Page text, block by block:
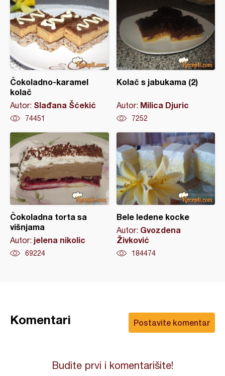
Čokoladno-karamel
kolač
Autor: Slađana Šćekić
74451
Kolač s jabukama (2)
Autor: Milica Djuric
7252
Čokoladna torta sa
višnjama
Autor: jelena nikolic
69224
Bele ledene kocke
Autor: Gvozdena
Živković
184474
Postavite komentar
Komentari
Budite prvi i komentarišite!